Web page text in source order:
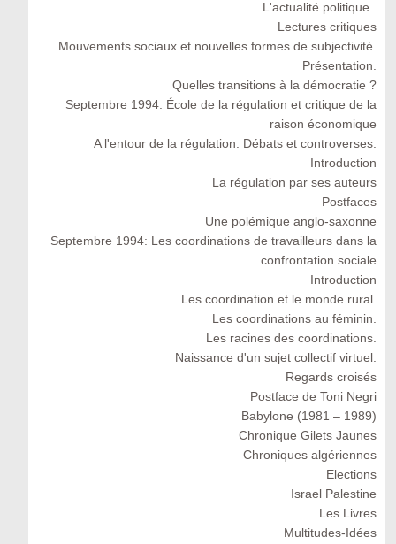
L'actualité politique .
Lectures critiques
Mouvements sociaux et nouvelles formes de subjectivité.
Présentation.
Quelles transitions à la démocratie ?
Septembre 1994: École de la régulation et critique de la
raison économique
A l'entour de la régulation. Débats et controverses.
Introduction
La régulation par ses auteurs
Postfaces
Une polémique anglo-saxonne
Septembre 1994: Les coordinations de travailleurs dans la
confrontation sociale
Introduction
Les coordination et le monde rural.
Les coordinations au féminin.
Les racines des coordinations.
Naissance d'un sujet collectif virtuel.
Regards croisés
Postface de Toni Negri
Babylone (1981 – 1989)
Chronique Gilets Jaunes
Chroniques algériennes
Elections
Israel Palestine
Les Livres
Multitudes-Idées